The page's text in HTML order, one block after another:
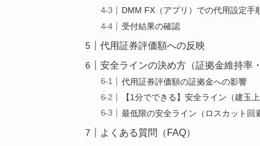
DMM FX（アプリ）での代用設定手
受付結果の確認
代用証券評価額への反映
安全ラインの決め方（証拠金維持率
代用証券評価額の証拠金への影響
【1分でできる】安全ライン（建玉
最低限の安全ライン（ロスカット回
よくある質問（FAQ）